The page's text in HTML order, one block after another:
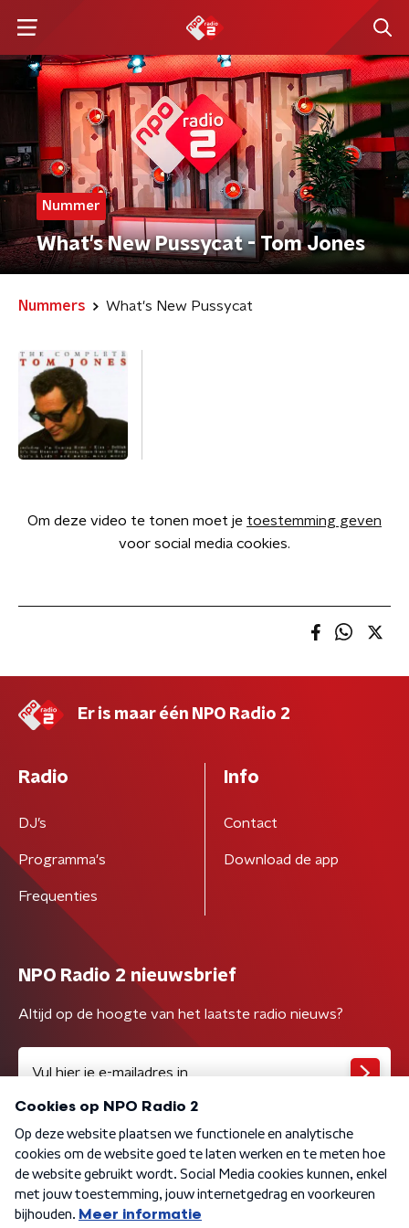
Nummer
What's New Pussycat - Tom Jones
Nummers What's New Pussycat
Om deze video te tonen moet je toestemming geven
voor social media cookies.
Er is maar één NPO Radio 2
Radio
DJ’s
Programma's
Frequenties
Info
Contact
Download de app
NPO Radio 2 nieuwsbrief
Altijd op de hoogte van het laatste radio nieuws?
Algemene voorwaarden